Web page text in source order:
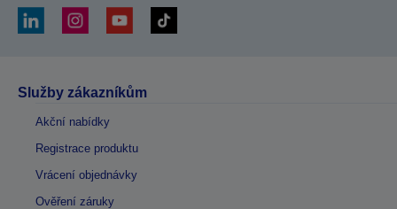
Služby zákazníkům
Akční nabídky
Registrace produktu
Vrácení objednávky
Ověření záruky